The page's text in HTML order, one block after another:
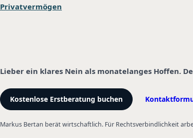
Privatvermögen
Lieber ein klares Nein als monatelanges Hoffen.
Kostenlose Erstberatung buchen
Markus Bertan berät wirtschaftlich. Für Rechtsverbindlichkeit